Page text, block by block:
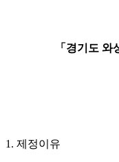
「경기도 와
1. 제정이유